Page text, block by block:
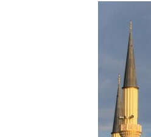
ПОДПИШИТЕСЬ НА РАССЫЛКУ